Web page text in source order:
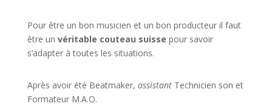
Pour être un bon musicien et un bon producteur il faut
être un véritable couteau suisse pour savoir
s’adapter à toutes les situations.
Après avoir été Beatmaker, assistant Technicien son et
Formateur M.A.O.